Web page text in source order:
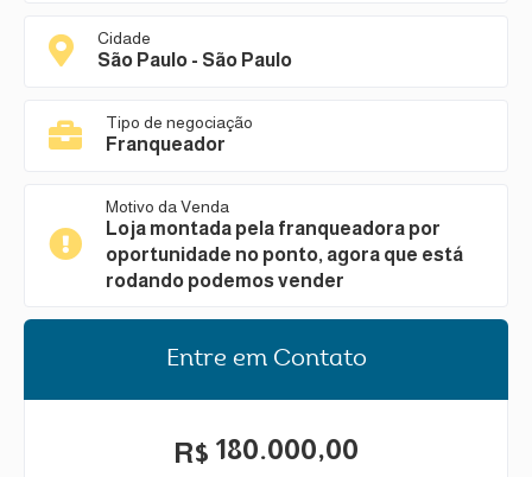
Cidade
São Paulo - São Paulo
Tipo de negociação
Franqueador
Motivo da Venda
Loja montada pela franqueadora por
oportunidade no ponto, agora que está
rodando podemos vender
Entre em Contato
R$ 180.000,00